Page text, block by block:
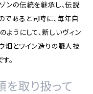
ンの伝統を継承し、伝説
であると同時に、毎年自
ようにして、新しいヴィン
畑とワイン造りの職人技
。
を取り扱って